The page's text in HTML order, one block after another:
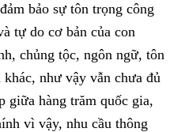
bảo sự tôn trọng công
tự do cơ bản của con
chủng tộc, ngôn ngữ, tôn
như vậy vẫn chưa đủ
giữa hàng trăm quốc gia,
vì vậy, nhu cầu thông